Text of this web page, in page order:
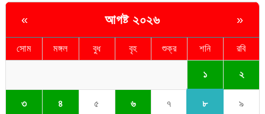
« আগষ্ট ২০২৬ »
সোম মঙ্গল বুধ বৃহ শুক্র শনি রবি
১ ২
৩ ৪ ৫ ৬ ৭ ৮ ৯